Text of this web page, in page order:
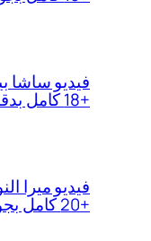
فيديو ساشا
+18 كامل بدقة عالية
فيديو ميرا
+20 كامل بجودة عالية